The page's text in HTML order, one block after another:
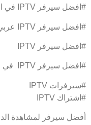
#افضل سيرفر IPTV في اوروبا
#افضل سيرفر IPTV عربي
#افضل سيرفر IPTV
#افضل سيرفر IPTV في اليمن
#سيرفرات IPTV
#اشتراك IPTV
أفضل سيرفر لمشاهدة